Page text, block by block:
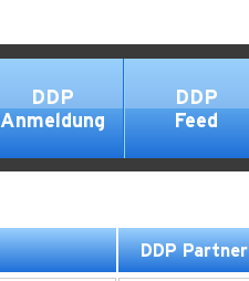
DDP
Anmeldung
DDP
Feed
DDP Partner